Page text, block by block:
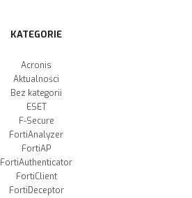
KATEGORIE
Acronis
Aktualności
Bez kategorii
ESET
F-Secure
FortiAnalyzer
FortiAP
FortiAuthenticator
FortiClient
FortiDeceptor